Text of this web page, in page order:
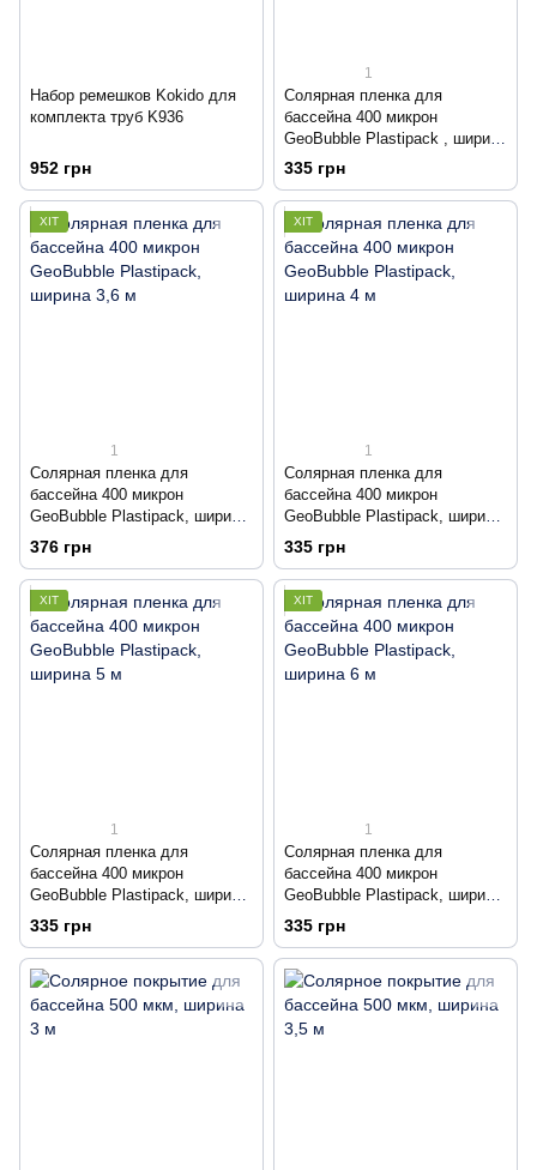
Набор ремешков Kokido для
комплекта труб K936
952 грн
1
Солярная пленка для
бассейна 400 микрон
GeoBubble Plastipack , ширина
3 м
335 грн
ХІТ
1
Солярная пленка для
бассейна 400 микрон
GeoBubble Plastipack, ширина
3,6 м
376 грн
ХІТ
1
Солярная пленка для
бассейна 400 микрон
GeoBubble Plastipack, ширина
4 м
335 грн
ХІТ
1
Солярная пленка для
бассейна 400 микрон
GeoBubble Plastipack, ширина
5 м
335 грн
ХІТ
1
Солярная пленка для
бассейна 400 микрон
GeoBubble Plastipack, ширина
6 м
335 грн